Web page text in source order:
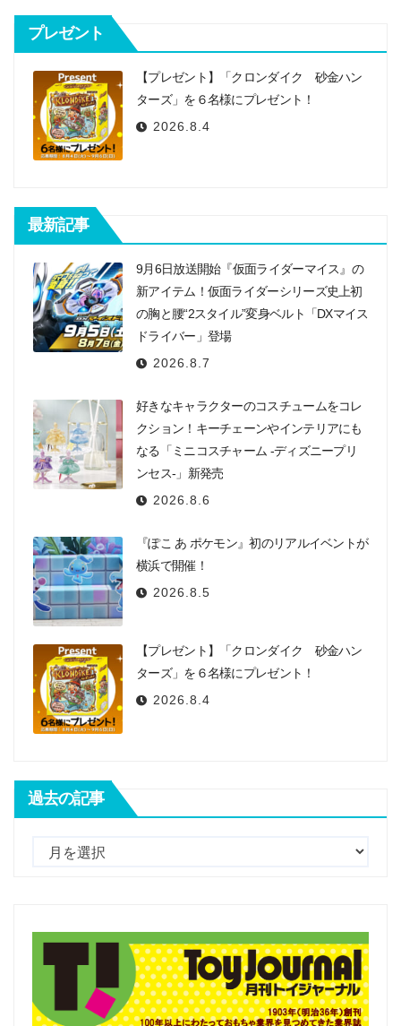
シ
ョ
ン
プレゼント
【プレゼント】「クロンダイク 砂金ハン
ターズ」を６名様にプレゼント！
2026.8.4
最新記事
9月6日放送開始『仮面ライダーマイス』の
新アイテム！仮面ライダーシリーズ史上初
の胸と腰“2スタイル”変身ベルト「DXマイス
ドライバー」登場
2026.8.7
好きなキャラクターのコスチュームをコレ
クション！キーチェーンやインテリアにも
なる「ミニコスチャーム -ディズニープリ
ンセス-」新発売
2026.8.6
『ぽこ あ ポケモン』初のリアルイベントが
横浜で開催！
2026.8.5
【プレゼント】「クロンダイク 砂金ハン
ターズ」を６名様にプレゼント！
2026.8.4
過去の記事
記